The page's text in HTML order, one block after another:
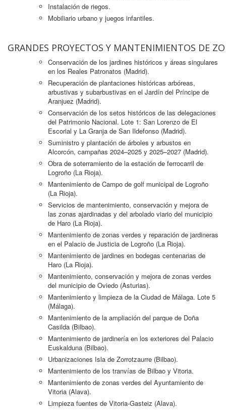
Instalación de riegos.
Mobiliario urbano y juegos infantiles.
GRANDES PROYECTOS Y MANTENIMIENTOS DE
Conservación de los jardines históricos y áreas singulares
en los Reales Patronatos (Madrid).
Recuperación de plantaciones históricas arbóreas,
arbustivas y subarbustivas en el Jardín del Príncipe de
Aranjuez (Madrid).
Conservación de los setos históricos de las delegaciones
del Patrimonio Nacional. Lote 1: San Lorenzo de El
Escorial y La Granja de San Ildefonso (Madrid).
Suministro y plantación de árboles y arbustos en
Alcorcón, campañas 2024–2025 y 2025–2027 (Madrid).
Obra de soterramiento de la estación de ferrocarril de
Logroño (La Rioja).
Mantenimiento de Campo de golf municipal de Logroño
(La Rioja).
Servicios de mantenimiento, conservación y mejora de
las zonas ajardinadas y del arbolado viario del municipio
de Haro (La Rioja).
Mantenimiento de zonas verdes y reparación de jardineras
en el Palacio de Justicia de Logroño (La Rioja).
Mantenimiento de jardines en bodegas centenarias de
Haro (La Rioja).
Mantenimiento, conservación y mejora de zonas verdes
del municipio de Oviedo (Asturias).
Mantenimiento y limpieza de la Ciudad de Málaga. Lote 5
(Málaga).
Mantenimiento de la ampliación del parque de Doña
Casilda (Bilbao).
Mantenimiento de jardinería en los exteriores del Palacio
Euskalduna (Bilbao).
Urbanizaciones Isla de Zorrotzaurre (Bilbao).
Mantenimiento de los tranvías de Bilbao y Vitoria.
Mantenimiento de zonas verdes del Ayuntamiento de
Vitoria (Alava).
Limpieza fuentes de Vitoria-Gasteiz (Alava).